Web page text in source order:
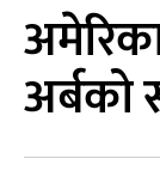
अर्बको